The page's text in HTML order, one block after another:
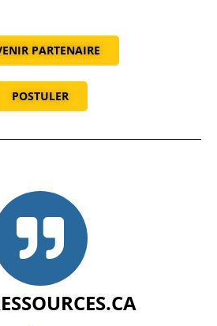
PARTENAIRE
POSTULER